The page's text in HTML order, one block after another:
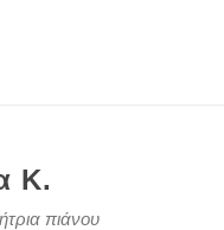
Κ.
πιάνου